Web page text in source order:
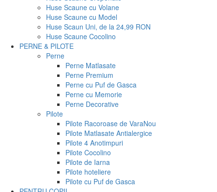
Huse Scaune cu Volane
Huse Scaune cu Model
Huse Scaun Uni, de la 24,99 RON
Huse Scaune Cocolino
PERNE & PILOTE
Perne
Perne Matlasate
Perne Premium
Perne cu Puf de Gasca
Perne cu Memorie
Perne Decorative
Pilote
Pilote Racoroase de VaraNou
Pilote Matlasate Antialergice
Pilote 4 Anotimpuri
Pilote Cocolino
Pilote de Iarna
Pilote hoteliere
Pilote cu Puf de Gasca